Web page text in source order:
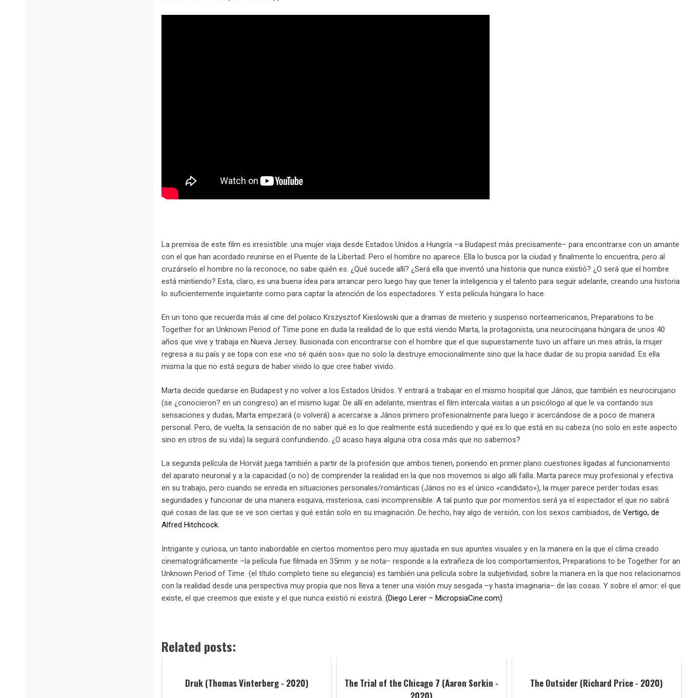
La premisa de este film es irresistible: una mujer viaja desde Estados Unidos a Hungría –a Budapest más precisamente– para encontrarse con un amante
con el que han acordado reunirse en el Puente de la Libertad. Pero el hombre no aparece. Ella lo busca por la ciudad y finalmente lo encuentra, pero al
cruzárselo el hombre no la reconoce, no sabe quién es. ¿Qué sucede allí? ¿Será ella que inventó una historia que nunca existió? ¿O será que el hombre
está mintiendo? Esta, claro, es una buena idea para arrancar pero luego hay que tener la inteligencia y el talento para seguir adelante, creando una historia
lo suficientemente inquietante como para captar la atención de los espectadores. Y esta película húngara lo hace.
En un tono que recuerda más al cine del polaco Krszysztof Kieslowski que a dramas de misterio y suspenso norteamericanos, Preparations to be
Together for an Unknown Period of Time pone en duda la realidad de lo que está viendo Marta, la protagonista, una neurocirujana húngara de unos 40
años que vive y trabaja en Nueva Jersey. Ilusionada con encontrarse con el hombre que el que supuestamente tuvo un affaire un mes atrás, la mujer
regresa a su país y se topa con ese «no sé quién sos» que no solo la destruye emocionalmente sino que la hace dudar de su propia sanidad. Es ella
misma la que no está segura de haber vivido lo que cree haber vivido.
Marta decide quedarse en Budapest y no volver a los Estados Unidos. Y entrará a trabajar en el mismo hospital que János, que también es neurocirujano
(se ¿conocieron? en un congreso) an el mismo lugar. De allí en adelante, mientras el film intercala visitas a un psicólogo al que le va contando sus
sensaciones y dudas, Marta empezará (o volverá) a acercarse a János primero profesionalmente para luego ir acercándose de a poco de manera
personal. Pero, de vuelta, la sensación de no saber qué es lo que realmente está sucediendo y qué es lo que está en su cabeza (no solo en este aspecto
sino en otros de su vida) la seguirá confundiendo. ¿O acaso haya alguna otra cosa más que no sabemos?
La segunda película de Horvát juega también a partir de la profesión que ambos tienen, poniendo en primer plano cuestiones ligadas al funcionamiento
del aparato neuronal y a la capacidad (o no) de comprender la realidad en la que nos movemos si algo allí falla. Marta parece muy profesional y efectiva
en su trabajo, pero cuando se enreda en situaciones personales/románticas (János no es el único «candidato»), la mujer parece perder todas esas
seguridades y funcionar de una manera esquiva, misteriosa, casi incomprensible. A tal punto que por momentos será ya el espectador el que no sabrá
qué cosas de las que se ve son ciertas y qué están solo en su imaginación. De hecho, hay algo de versión, con los sexos cambiados, de Vertigo, de
Alfred Hitchcock.
Intrigante y curiosa, un tanto inabordable en ciertos momentos pero muy ajustada en sus apuntes visuales y en la manera en la que el clima creado
cinematográficamente –la película fue filmada en 35mm. y se nota– responde a la extrañeza de los comportamientos, Preparations to be Together for an
Unknown Period of Time (el título completo tiene su elegancia) es también una película sobre la subjetividad, sobre la manera en la que nos relacionamos
con la realidad desde una perspectiva muy propia que nos lleva a tener una visión muy sesgada –y hasta imaginaria– de las cosas. Y sobre el amor: el que
existe, el que creemos que existe y el que nunca existió ni existirá. (Diego Lerer – MicropsiaCine.com)
Related posts:
Druk (Thomas Vinterberg - 2020)
The Trial of the Chicago 7 (Aaron Sorkin -
The Outsider (Richard Price - 2020)